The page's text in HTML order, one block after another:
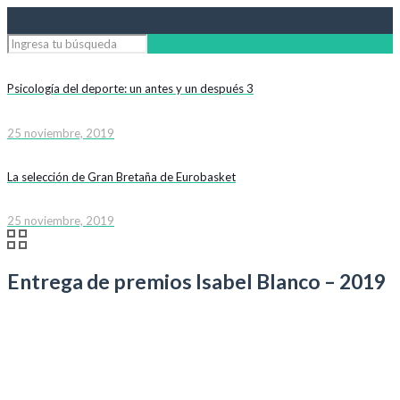
Psicología del deporte: un antes y un después 3
25 noviembre, 2019
La selección de Gran Bretaña de Eurobasket
25 noviembre, 2019
Entrega de premios Isabel Blanco – 2019